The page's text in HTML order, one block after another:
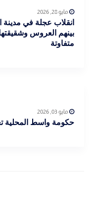
مايو 28, 2026
انقلاب عجلة في
بينهم العروس
متفاوتة
مايو 03, 2026
حكومة واسط المحلية